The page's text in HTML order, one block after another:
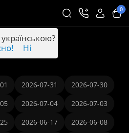
0
2026-07-31
2026-07-30
2026-07-04
2026-07-03
2026-06-17
2026-06-08
Ні